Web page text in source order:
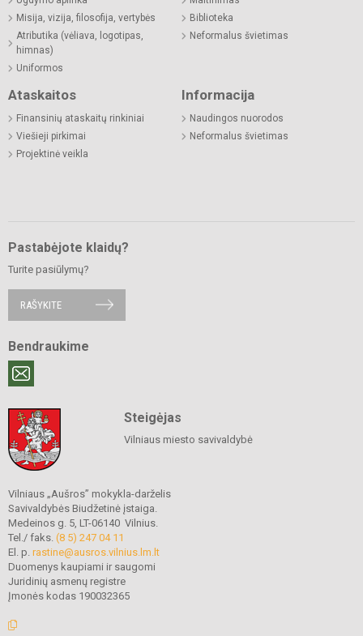
Misija, vizija, filosofija, vertybės
Atributika (vėliava, logotipas,
himnas)
Uniformos
Biblioteka
Neformalus švietimas
Ataskaitos
Finansinių ataskaitų rinkiniai
Viešieji pirkimai
Projektinė veikla
Informacija
Naudingos nuorodos
Neformalus švietimas
Pastabėjote klaidų?
Turite pasiūlymų?
RAŠYKITE
Bendraukime
Steigėjas
Vilniaus miesto savivaldybė
Vilniaus „Aušros” mokykla-darželis
Savivaldybės Biudžetinė įstaiga.
Medeinos g. 5, LT-06140 Vilnius.
Tel./ faks. (8 5) 247 04 11
El. p. rastine@ausros.vilnius.lm.lt
Duomenys kaupiami ir saugomi
Juridinių asmenų registre
Įmonės kodas 190032365